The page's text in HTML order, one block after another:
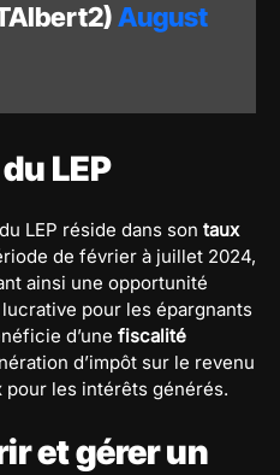
August
LEP
LEP réside dans son taux
de février à juillet 2024,
ainsi une opportunité
pour les épargnants
d’une fiscalité
d’impôt sur le revenu
les intérêts générés.
et gérer un